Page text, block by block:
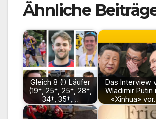
Ähnliche
Gleich 8 (!) Läufer
(19†, 25†, 25†, 28†,
34†, 35†,…
Das Interview
Wladimir Putin
«Xinhua»